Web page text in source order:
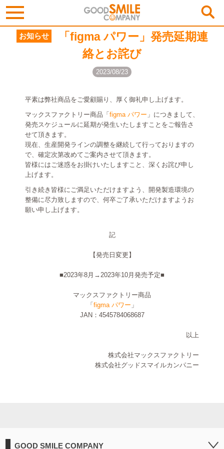
お知らせ
「figma パワー」発売延期連
絡とお詫び
2023/08/23
平素は弊社商品をご愛顧賜り、厚く御礼申し上げます。
マックスファクトリー商品「 figma パワー 」につきまして、
発売スケジュールに延期が発生いたしますことをご報告さ
せて頂きます。
現在、生産開発ラインの調整を継続して行っておりますの
で、確定次第改めてご案内させて頂きます。
皆様にはご迷惑をお掛けいたしますこと、深くお詫び申し
上げます。
引き続き皆様にご満足いただけますよう、開発製造環境の
整備に尽力致しますので、何卒ご了承いただけますようお
願い申し上げます。
記
【発売日変更】
■2023年8月→2023年10月発売予定■
マックスファクトリー商品
「 figma パワー 」
JAN：4545784068687
以上
株式会社マックスファクトリー
株式会社グッドスマイルカンパニー
GOOD SMILE COMPANY